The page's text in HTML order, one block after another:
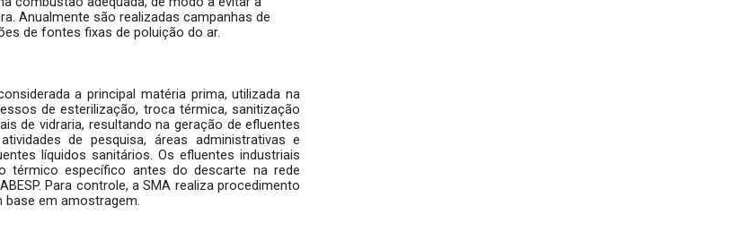
Anualmente são realizadas campanhas de
de fontes fixas de poluição do ar.
a principal matéria prima, utilizada na
de esterilização, troca térmica, sanitização
de vidraria, resultando na geração de efluentes
de pesquisa, áreas administrativas e
líquidos sanitários. Os efluentes industriais
térmico específico antes do descarte na rede
Para controle, a SMA realiza procedimento
em amostragem.